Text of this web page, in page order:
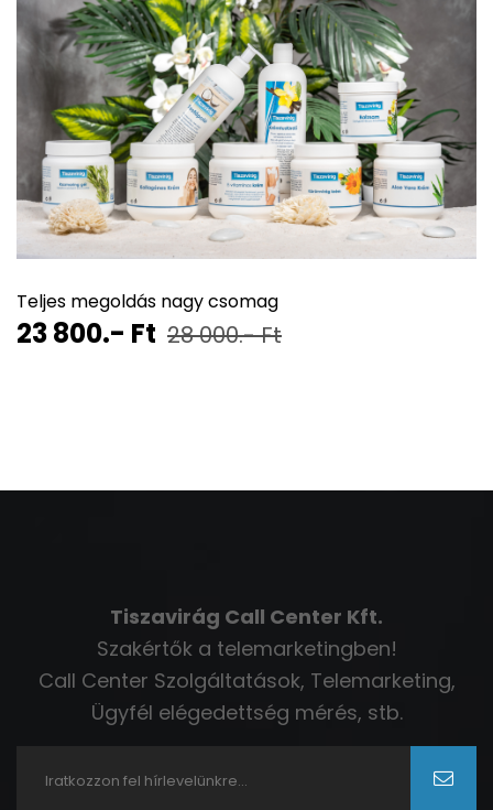
Teljes megoldás nagy csomag
23 800.- Ft 28 000.- Ft
Tiszavirág Call Center Kft.
Szakértők a telemarketingben!
Call Center Szolgáltatások, Telemarketing,
Ügyfél elégedettség mérés, stb.